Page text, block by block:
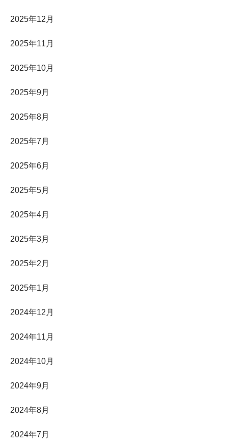
2025年12月
2025年11月
2025年10月
2025年9月
2025年8月
2025年7月
2025年6月
2025年5月
2025年4月
2025年3月
2025年2月
2025年1月
2024年12月
2024年11月
2024年10月
2024年9月
2024年8月
2024年7月